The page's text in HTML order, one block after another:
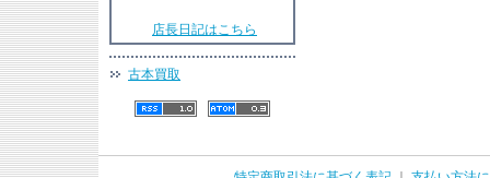
店長日記はこちら
古本買取